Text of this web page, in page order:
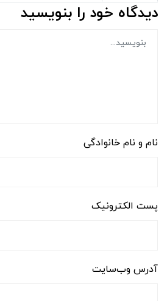
دیدگاه خود را بنویسید
نام و نام خانوادگی
پست الکترونیک
آدرس وب‌سایت